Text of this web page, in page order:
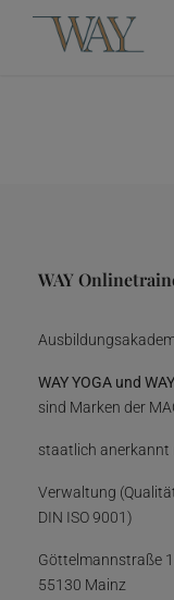
WAY
WAY YOGA und
sind Marken der
staatlich anerkannt
Verwaltung
DIN ISO 9001)
Göttelmannstraße
55130 Mainz